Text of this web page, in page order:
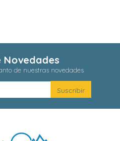
Novedades
de nuestras novedades